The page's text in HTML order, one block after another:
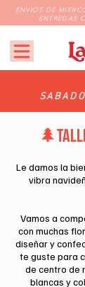
ENVIOS DE
ENTREGAS
Le damos la
vibra
Vamos a
con muchas
diseñar y
te guste para
de centro de
blancas y